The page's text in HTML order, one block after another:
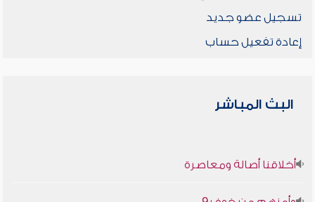
تسجيل عضو جديد
إعادة تفعيل حساب
البث المباشر
أخلاقنا أصالة ومعاصرة